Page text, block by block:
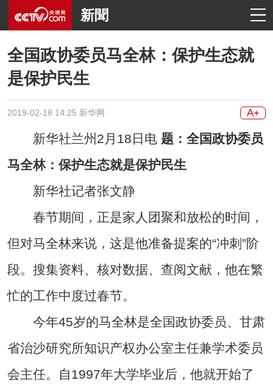
新聞
全国政协委员马全林：保护生态就
是保护民生
2019-02-18 14:25 新华网 A+
新华社兰州2月18日电 题：全国政协委员
马全林：保护生态就是保护民生
新华社记者张文静
春节期间，正是家人团聚和放松的时间，
但对马全林来说，这是他准备提案的“冲刺”阶
段。搜集资料、核对数据、查阅文献，他在繁
忙的工作中度过春节。
今年45岁的马全林是全国政协委员、甘肃
省治沙研究所知识产权办公室主任兼学术委员
会主任。自1997年大学毕业后，他就开始了